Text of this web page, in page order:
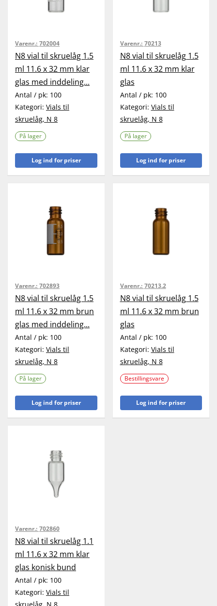
Varenr.: 702004
N8 vial til skruelåg 1.5
ml 11.6 x 32 mm klar
glas med inddeling...
Antal / pk: 100
Kategori: Vials til
skruelåg, N 8
På lager
Log ind for priser
Varenr.: 70213
N8 vial til skruelåg 1.5
ml 11.6 x 32 mm klar
glas
Antal / pk: 100
Kategori: Vials til
skruelåg, N 8
På lager
Log ind for priser
Varenr.: 702893
N8 vial til skruelåg 1.5
ml 11.6 x 32 mm brun
glas med inddeling...
Antal / pk: 100
Kategori: Vials til
skruelåg, N 8
På lager
Log ind for priser
Varenr.: 70213.2
N8 vial til skruelåg 1.5
ml 11.6 x 32 mm brun
glas
Antal / pk: 100
Kategori: Vials til
skruelåg, N 8
Bestillingsvare
Log ind for priser
Varenr.: 702860
N8 vial til skruelåg 1.1
ml 11.6 x 32 mm klar
glas konisk bund
Antal / pk: 100
Kategori: Vials til